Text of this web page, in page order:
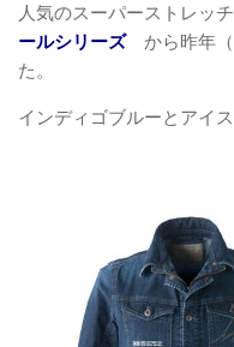
人気のスーパーストレッ
ールシリーズから昨年（
た。
インディゴブルーとアイ